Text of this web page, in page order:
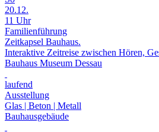
20.12.
11 Uhr
Familienführung
Zeitkapsel Bauhaus.
Interaktive Zeitreise zwischen Hören,
Bauhaus Museum Dessau
laufend
Ausstellung
Glas | Beton | Metall
Bauhausgebäude